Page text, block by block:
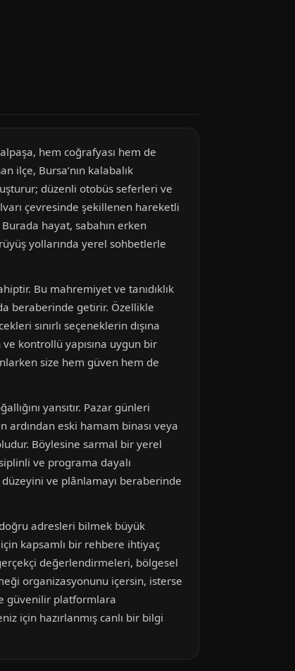
hem coğrafyası hem de
ilçe, Bursa’nın kalabalık
düzenli otobüs seferleri ve
çevresinde şekillenen hareketli
hayat, sabahın erken
yollarında yerel sohbetlerle
Bu mahremiyet ve tanıdıklık
beraberinde getirir. Özellikle
sınırlı seçeneklerin dışına
kontrollü yapısına uygun bir
size hem güven hem de
yansıtır. Pazar günleri
eski hamam binası veya
Böylesine sarmal bir yerel
ve programa dayalı
ve plânlamayı beraberinde
adresleri bilmek büyük
kapsamlı bir rehbere ihtiyaç
değerlendirmeleri, bölgesel
organizasyonunu içersin, isterse
güvenilir platformlara
için hazırlanmış canlı bir bilgi